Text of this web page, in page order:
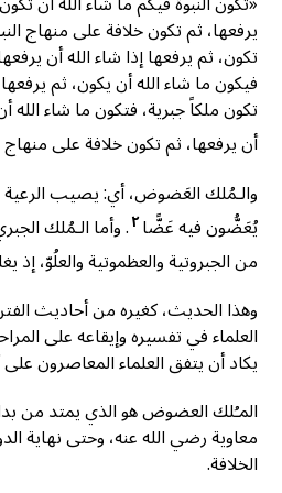
يرفعها، ثم تكون خلافة على منهاج
تكون، ثم يرفعها إذا شاء الله أن
فيكون ما شاء الله أن يكون، ثم
تكون ملكاً جبرية، فتكون ما شاء الله
أن يرفعها، ثم تكون خلافة على منهاج
والـمُلك العَضوض، أي: يصيب
يُعَضُّون فيه عَضًّا٢. وأما الـمُلك
من الجبروتية والعظموتية والعلُوّ، إذ
وهذا الحديث، كغيره من أحاديث
العلماء في تفسيره وإيقاعه على
يكاد أن يتفق العلماء المعاصرون
المـُلك العضوض هو الذي يمتد من
معاوية رضي الله عنه، وحتى نهاية
الخلافة.